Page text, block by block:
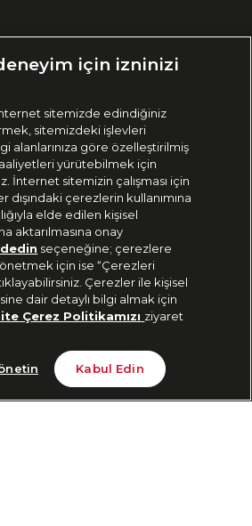
Tükendi
Edin
için izninizi
sitemizde edindiğiniz
sitemizdeki işlevleri
alanlarınıza göre özelleştirilmiş
yürütebilmek için
İnternet sitemizin çalışması için
dışındaki çerezlerin kullanımına
elde edilen kişisel
aktarılmasına onay
seçeneğine; çerezlere
için ise “Çerezleri
Çerezler ile kişisel
dair detaylı bilgi almak için
Çerez Politikamızı ziyaret
Kabul Edin